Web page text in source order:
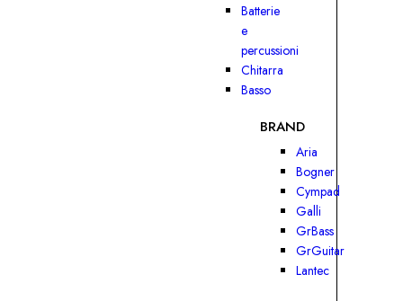
Batterie
e
percussioni
Chitarra
Basso
BRAND
Aria
Bogner
Cympad
Galli
GrBass
GrGuitar
Lantec